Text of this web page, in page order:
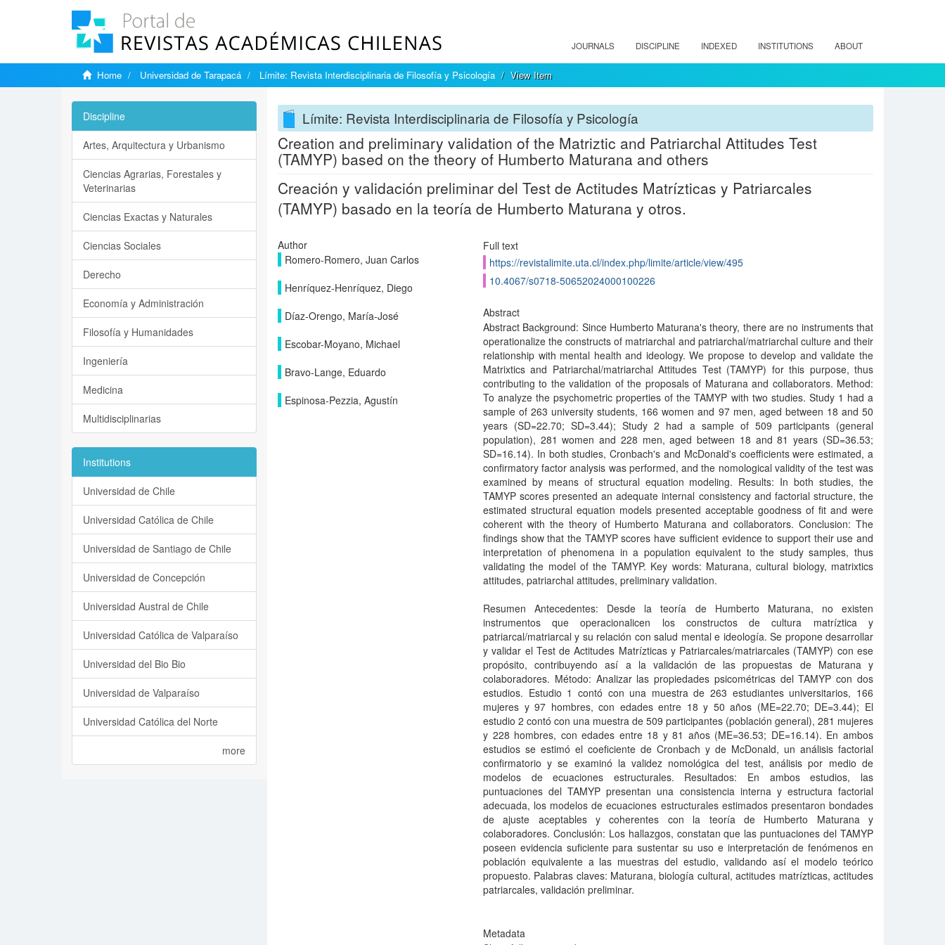
JOURNALS DISCIPLINE INDEXED INSTITUTIONS ABOUT
Home Universidad de Tarapacá Límite: Revista Interdisciplinaria de Filosofía y Psicología View Item
Límite: Revista Interdisciplinaria de Filosofía y Psicología
Creation and preliminary validation of the Matriztic and Patriarchal Attitudes Test
(TAMYP) based on the theory of Humberto Maturana and others
Creación y validación preliminar del Test de Actitudes Matrízticas y Patriarcales
(TAMYP) basado en la teoría de Humberto Maturana y otros.
Author
Romero-Romero, Juan Carlos
Henríquez-Henríquez, Diego
Díaz-Orengo, María-José
Escobar-Moyano, Michael
Bravo-Lange, Eduardo
Espinosa-Pezzia, Agustín
Full text
https://revistalimite.uta.cl/index.php/limite/article/view/495
10.4067/s0718-50652024000100226
Abstract
Abstract Background: Since Humberto Maturana's theory, there are no instruments that
operationalize the constructs of matriarchal and patriarchal/matriarchal culture and their
relationship with mental health and ideology. We propose to develop and validate the
Matrixtics and Patriarchal/matriarchal Attitudes Test (TAMYP) for this purpose, thus
contributing to the validation of the proposals of Maturana and collaborators. Method:
To analyze the psychometric properties of the TAMYP with two studies. Study 1 had a
sample of 263 university students, 166 women and 97 men, aged between 18 and 50
years (SD=22.70; SD=3.44); Study 2 had a sample of 509 participants (general
population), 281 women and 228 men, aged between 18 and 81 years (SD=36.53;
SD=16.14). In both studies, Cronbach's and McDonald's coefficients were estimated, a
confirmatory factor analysis was performed, and the nomological validity of the test was
examined by means of structural equation modeling. Results: In both studies, the
TAMYP scores presented an adequate internal consistency and factorial structure, the
estimated structural equation models presented acceptable goodness of fit and were
coherent with the theory of Humberto Maturana and collaborators. Conclusion: The
findings show that the TAMYP scores have sufficient evidence to support their use and
interpretation of phenomena in a population equivalent to the study samples, thus
validating the model of the TAMYP. Key words: Maturana, cultural biology, matrixtics
attitudes, patriarchal attitudes, preliminary validation.
Resumen Antecedentes: Desde la teoría de Humberto Maturana, no existen
instrumentos que operacionalicen los constructos de cultura matríztica y
patriarcal/matriarcal y su relación con salud mental e ideología. Se propone desarrollar
y validar el Test de Actitudes Matrízticas y Patriarcales/matriarcales (TAMYP) con ese
propósito, contribuyendo así a la validación de las propuestas de Maturana y
colaboradores. Método: Analizar las propiedades psicométricas del TAMYP con dos
estudios. Estudio 1 contó con una muestra de 263 estudiantes universitarios, 166
mujeres y 97 hombres, con edades entre 18 y 50 años (ME=22.70; DE=3.44); El
estudio 2 contó con una muestra de 509 participantes (población general), 281 mujeres
y 228 hombres, con edades entre 18 y 81 años (ME=36.53; DE=16.14). En ambos
estudios se estimó el coeficiente de Cronbach y de McDonald, un análisis factorial
confirmatorio y se examinó la validez nomológica del test, análisis por medio de
modelos de ecuaciones estructurales. Resultados: En ambos estudios, las
puntuaciones del TAMYP presentan una consistencia interna y estructura factorial
adecuada, los modelos de ecuaciones estructurales estimados presentaron bondades
de ajuste aceptables y coherentes con la teoría de Humberto Maturana y
colaboradores. Conclusión: Los hallazgos, constatan que las puntuaciones del TAMYP
poseen evidencia suficiente para sustentar su uso e interpretación de fenómenos en
población equivalente a las muestras del estudio, validando así el modelo teórico
propuesto. Palabras claves: Maturana, biología cultural, actitudes matrízticas, actitudes
patriarcales, validación preliminar.
Metadata
Discipline
Artes, Arquitectura y Urbanismo
Ciencias Agrarias, Forestales y
Veterinarias
Ciencias Exactas y Naturales
Ciencias Sociales
Derecho
Economía y Administración
Filosofía y Humanidades
Ingeniería
Medicina
Multidisciplinarias
Institutions
Universidad de Chile
Universidad Católica de Chile
Universidad de Santiago de Chile
Universidad de Concepción
Universidad Austral de Chile
Universidad Católica de Valparaíso
Universidad del Bio Bio
Universidad de Valparaíso
Universidad Católica del Norte
more